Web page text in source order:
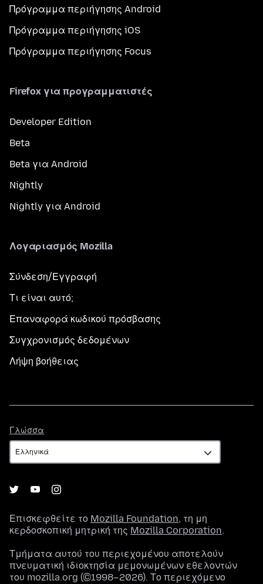
Πρόγραμμα περιήγησης Android
Πρόγραμμα περιήγησης iOS
Πρόγραμμα περιήγησης Focus
Firefox για προγραμματιστές
Developer Edition
Beta
Beta για Android
Nightly
Nightly για Android
Λογαριασμός Mozilla
Σύνδεση/Εγγραφή
Τι είναι αυτό;
Επαναφορά κωδικού πρόσβασης
Συγχρονισμός δεδομένων
Λήψη βοήθειας
Γλώσσα
Επισκεφθείτε το Mozilla Foundation, τη μη
κερδοσκοπική μητρική της Mozilla Corporation.
Τμήματα αυτού του περιεχομένου αποτελούν
πνευματική ιδιοκτησία μεμονωμένων εθελοντών
του mozilla.org (©1998–2026). Το περιεχόμενο